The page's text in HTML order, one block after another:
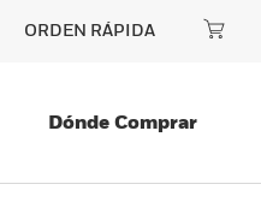
ORDEN RÁPIDA
Dónde Comprar